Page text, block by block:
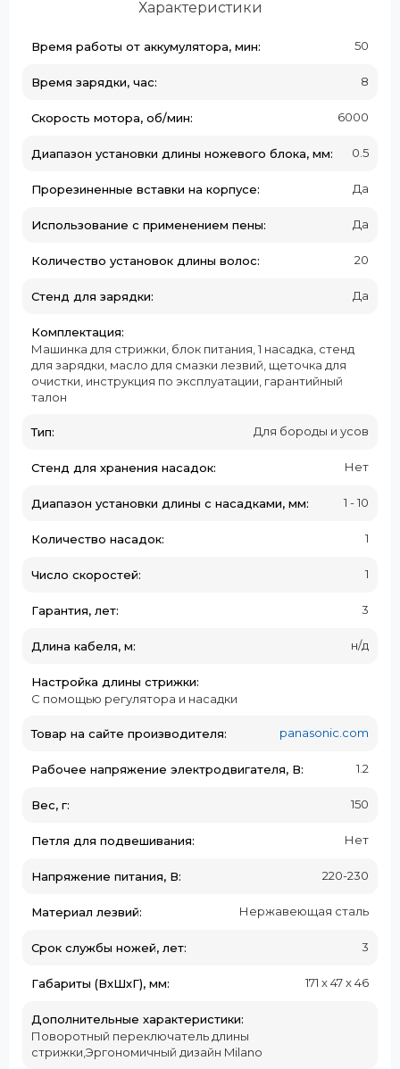
Характеристики
Время работы от аккумулятора, мин: 50
Время зарядки, час: 8
Скорость мотора, об/мин: 6000
Диапазон установки длины ножевого блока, мм: 0.5
Прорезиненные вставки на корпусе: Да
Использование с применением пены: Да
Количество установок длины волос: 20
Стенд для зарядки: Да
Комплектация:
Машинка для стрижки, блок питания, 1 насадка, стенд
для зарядки, масло для смазки лезвий, щеточка для
очистки, инструкция по эксплуатации, гарантийный
талон
Тип: Для бороды и усов
Стенд для хранения насадок: Нет
Диапазон установки длины с насадками, мм: 1 - 10
Количество насадок: 1
Число скоростей: 1
Гарантия, лет: 3
Длина кабеля, м: н/д
Настройка длины стрижки:
С помощью регулятора и насадки
Товар на сайте производителя: panasonic.com
Рабочее напряжение электродвигателя, В: 1.2
Вес, г: 150
Петля для подвешивания: Нет
Напряжение питания, В: 220-230
Материал лезвий: Нержавеющая сталь
Срок службы ножей, лет: 3
Габариты (ВxШхГ), мм: 171 x 47 x 46
Дополнительные характеристики:
Поворотный переключатель длины
стрижки,Эргономичный дизайн Milano